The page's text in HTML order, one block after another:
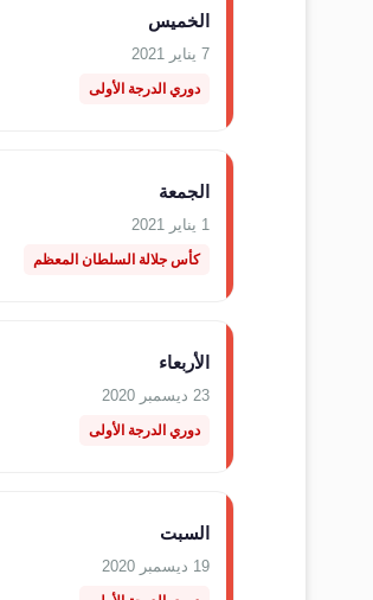
الخميس
7 يناير 2021
دوري الدرجة الأولى
الجمعة
1 يناير 2021
كأس جلالة السلطان المعظم
الأربعاء
23 ديسمبر 2020
دوري الدرجة الأولى
السبت
19 ديسمبر 2020